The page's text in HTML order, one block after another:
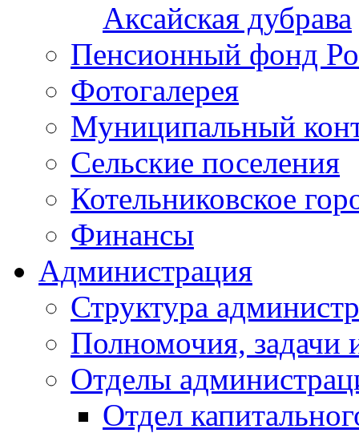
Аксайская дубрава
Пенсионный фонд
Фотогалерея
Муниципальный
Сельские поселения
Котельниковское
Финансы
Администрация
Структура
Полномочия, задачи
Отделы
Отдел